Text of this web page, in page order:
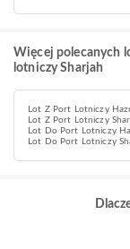
Więcej polecanych
lotniczy Sharjah
Lot Z Port Lotniczy
Lot Z Port Lotniczy
Lot Do Port Lotniczy
Lot Do Port Lotniczy